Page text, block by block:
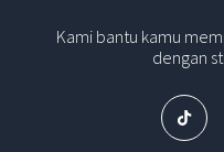
Kami bantu kamu
dengan